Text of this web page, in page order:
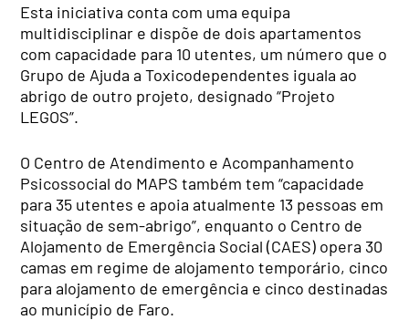
Esta iniciativa conta com uma equipa
multidisciplinar e dispõe de dois apartamentos
com capacidade para 10 utentes, um número que o
Grupo de Ajuda a Toxicodependentes iguala ao
abrigo de outro projeto, designado “Projeto
LEGOS”.
O Centro de Atendimento e Acompanhamento
Psicossocial do MAPS também tem “capacidade
para 35 utentes e apoia atualmente 13 pessoas em
situação de sem-abrigo”, enquanto o Centro de
Alojamento de Emergência Social (CAES) opera 30
camas em regime de alojamento temporário, cinco
para alojamento de emergência e cinco destinadas
ao município de Faro.